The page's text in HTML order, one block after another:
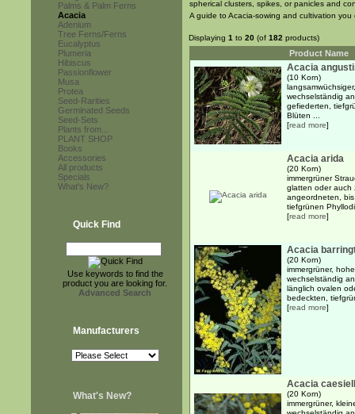
Palms & Palm Ferns
Acacia
Adenium
Tree Ferns/Ferns
Eucalyptus
Plumeria
Hibiscus
Passionflower
Musa
Protea
Seed-Rarities
Germinated Seeds
Seed-Sets
Plants from...
PLANT SHOP
Books
Accessories
All products
Specials
What's New?
Quick Find
Use keywords to find the
product you are looking for.
Advanced Search
Manufacturers
What's New?
spherical clusters, spikes, or panicles and
A guide to Acacia-sowing and cultivation
Displaying 1 to 20 (of 182 products)
Product Name
Acacia
(10 Korn)
wechselständig
gefiederten,
Blüten ...
[read more]
Acacia arida
(20 Korn)
immergrüner
glatten oder auch
angeordneten,
tiefgrünen
[read more]
Acacia
(20 Korn)
immergrüner,
wechselständig
länglich ovalen
bedeckten,
[read more]
Acacia
(20 Korn)
immergrüner,